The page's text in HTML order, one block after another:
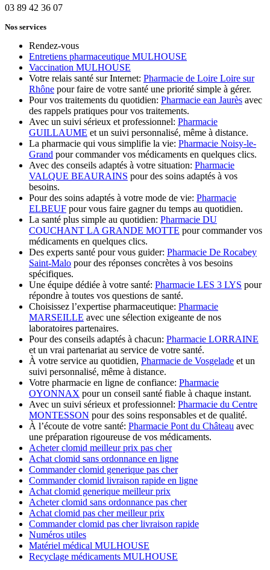
03 89 42 36 07
Nos services
Rendez-vous
Entretiens pharmaceutique MULHOUSE
Vaccination MULHOUSE
Votre relais santé sur Internet: Pharmacie de Loire Loire sur
Rhône pour faire de votre santé une priorité simple à gérer.
Pour vos traitements du quotidien: Pharmacie ean Jaurès avec
des rappels pratiques pour vos traitements.
Avec un suivi sérieux et professionnel: Pharmacie
GUILLAUME et un suivi personnalisé, même à distance.
La pharmacie qui vous simplifie la vie: Pharmacie Noisy-le-
Grand pour commander vos médicaments en quelques clics.
Avec des conseils adaptés à votre situation: Pharmacie
VALQUE BEAURAINS pour des soins adaptés à vos
besoins.
Pour des soins adaptés à votre mode de vie: Pharmacie
ELBEUF pour vous faire gagner du temps au quotidien.
La santé plus simple au quotidien: Pharmacie DU
COUCHANT LA GRANDE MOTTE pour commander vos
médicaments en quelques clics.
Des experts santé pour vous guider: Pharmacie De Rocabey
Saint-Malo pour des réponses concrètes à vos besoins
spécifiques.
Une équipe dédiée à votre santé: Pharmacie LES 3 LYS pour
répondre à toutes vos questions de santé.
Choisissez l’expertise pharmaceutique: Pharmacie
MARSEILLE avec une sélection exigeante de nos
laboratoires partenaires.
Pour des conseils adaptés à chacun: Pharmacie LORRAINE
et un vrai partenariat au service de votre santé.
À votre service au quotidien, Pharmacie de Vosgelade et un
suivi personnalisé, même à distance.
Votre pharmacie en ligne de confiance: Pharmacie
OYONNAX pour un conseil santé fiable à chaque instant.
Avec un suivi sérieux et professionnel: Pharmacie du Centre
MONTESSON pour des soins responsables et de qualité.
À l’écoute de votre santé: Pharmacie Pont du Château avec
une préparation rigoureuse de vos médicaments.
Acheter clomid meilleur prix pas cher
Achat clomid sans ordonnance en ligne
Commander clomid generique pas cher
Commander clomid livraison rapide en ligne
Achat clomid generique meilleur prix
Acheter clomid sans ordonnance pas cher
Achat clomid pas cher meilleur prix
Commander clomid pas cher livraison rapide
Numéros utiles
Matériel médical MULHOUSE
Recyclage médicaments MULHOUSE